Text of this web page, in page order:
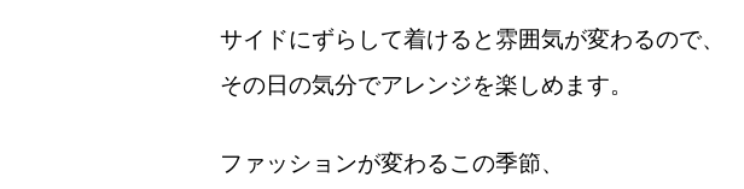
サイドにずらして着けると雰囲気が変わるので、
その日の気分でアレンジを楽しめます。
ファッションが変わるこの季節、